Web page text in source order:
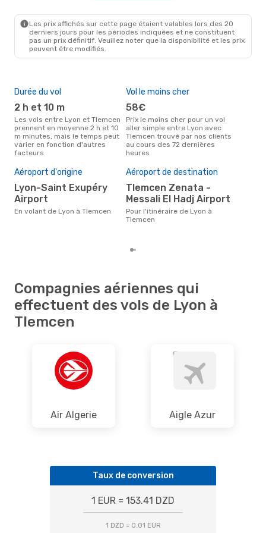
Les prix affichés sur cette page étaient valables lors des 20
derniers jours pour les périodes indiquées et ne constituent
pas un prix définitif. Veuillez noter que la disponibilité et les prix
peuvent être modifiés.
Durée du vol
2 h et 10 m
Les vols entre Lyon et Tlemcen
prennent en moyenne 2 h et 10
m minutes, mais le temps peut
varier en fonction d'autres
facteurs
Vol le moins cher
58€
Prix le moins cher pour un vol
aller simple entre Lyon avec
Tlemcen trouvé par nos clients
au cours des 72 dernières
heures
Aéroport d'origine
Lyon-Saint Exupéry
Airport
En volant de Lyon à Tlemcen
Aéroport de destination
Tlemcen Zenata -
Messali El Hadj Airport
Pour l'itinéraire de Lyon à
Tlemcen
Compagnies aériennes qui
effectuent des vols de Lyon à
Tlemcen
Air Algerie Aigle Azur
Taux de conversion
1 EUR = 153.41 DZD
1 DZD = 0.01 EUR